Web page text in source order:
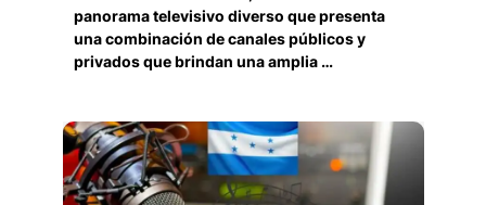
panorama televisivo diverso que presenta
una combinación de canales públicos y
privados que brindan una amplia …